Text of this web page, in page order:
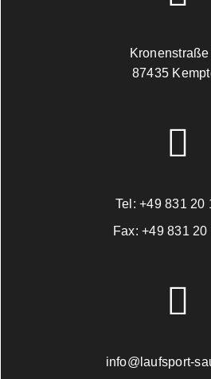
Kronenstraße
87435
Tel: +49 831 20
Fax: +49 831 20
info@laufsport-